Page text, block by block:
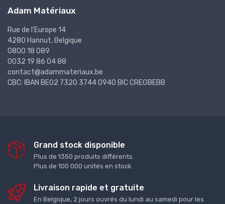
Adam Matériaux
Rue de l'Europe 14
4280 Hannut, Belgique
0800 18 089
0032 19 86 04 88
contact@adammateriaux.be
CBC: IBAN BE02 7320 3744 0940 BIC CREGBEBB
Grand stock disponible
Plus de 1350 produits différents.
Plus de 100 000 unités en stock.
Livraison rapide et gratuite
En Belgique, 2 jours ouvrés du lundi au samedi pour les